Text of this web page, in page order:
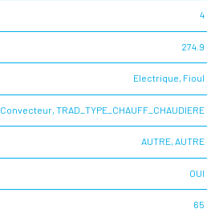
4
274.9
Electrique, Fioul
Convecteur, TRAD_TYPE_CHAUFF_CHAUDIERE
AUTRE, AUTRE
OUI
65